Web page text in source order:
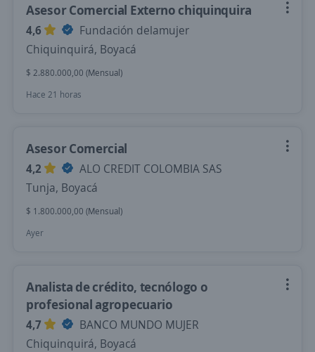
Asesor Comercial Externo chiquinquira
4,6
Fundación delamujer
Chiquinquirá, Boyacá
$ 2.880.000,00 (Mensual)
Hace 21 horas
Asesor Comercial
4,2
ALO CREDIT COLOMBIA SAS
Tunja, Boyacá
$ 1.800.000,00 (Mensual)
Ayer
Analista de crédito, tecnólogo o
profesional agropecuario
4,7
BANCO MUNDO MUJER
Chiquinquirá, Boyacá